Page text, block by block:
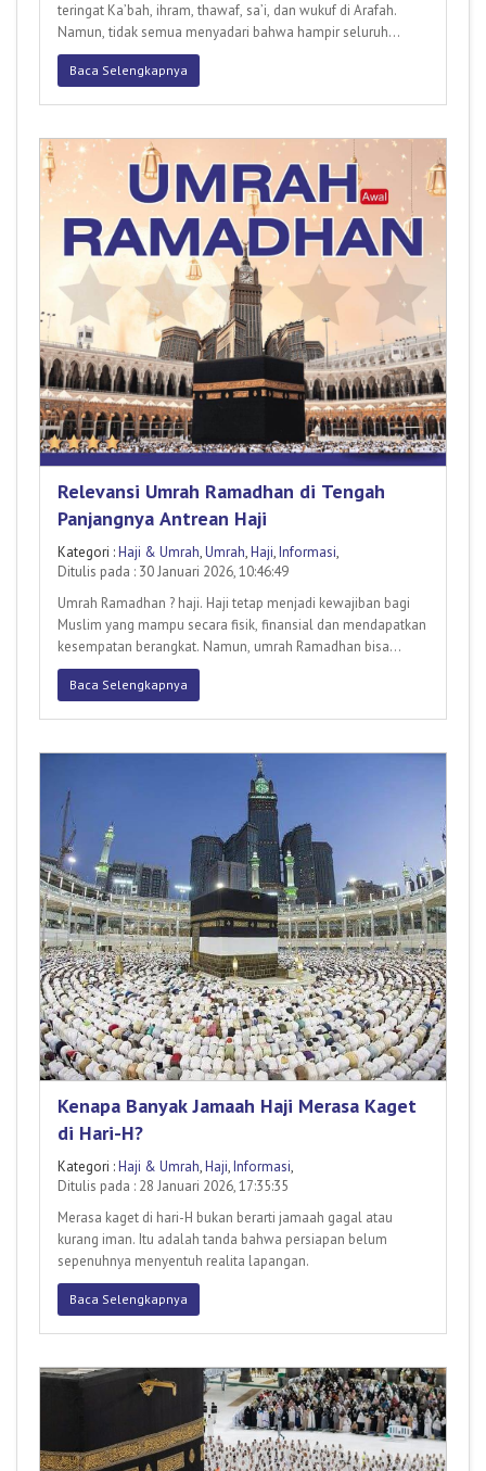
teringat Ka’bah, ihram, thawaf, sa’i, dan wukuf di Arafah.
Namun, tidak semua menyadari bahwa hampir seluruh
rangkaian ibada
Baca Selengkapnya
Relevansi Umrah Ramadhan di Tengah
Panjangnya Antrean Haji
Kategori :Haji & Umrah,Umrah,Haji,Informasi,
Ditulis pada : 30 Januari 2026, 10:46:49
Umrah Ramadhan ? haji. Haji tetap menjadi kewajiban bagi
Muslim yang mampu secara fisik, finansial dan mendapatkan
kesempatan berangkat. Namun, umrah Ramadhan bisa
menjadi
Baca Selengkapnya
Kenapa Banyak Jamaah Haji Merasa Kaget
di Hari-H?
Kategori :Haji & Umrah,Haji,Informasi,
Ditulis pada : 28 Januari 2026, 17:35:35
Merasa kaget di hari-H bukan berarti jamaah gagal atau
kurang iman. Itu adalah tanda bahwa persiapan belum
sepenuhnya menyentuh realita lapangan.
Baca Selengkapnya